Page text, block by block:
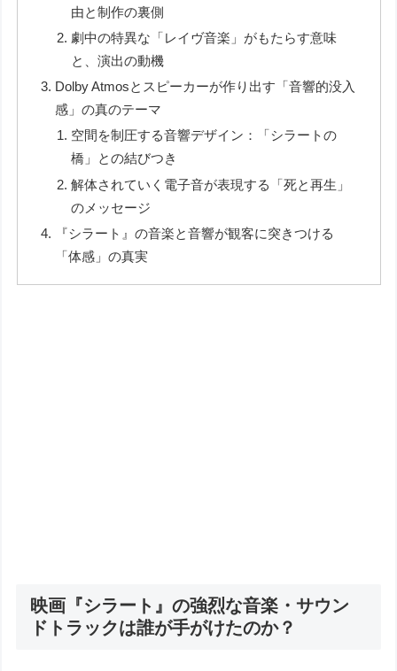
由と制作の裏側
劇中の特異な「レイヴ音楽」がもたらす意味
と、演出の動機
Dolby Atmosとスピーカーが作り出す「音響的没入
感」の真のテーマ
空間を制圧する音響デザイン：「シラートの
橋」との結びつき
解体されていく電子音が表現する「死と再生」
のメッセージ
『シラート』の音楽と音響が観客に突きつける
「体感」の真実
映画『シラート』の強烈な音楽・サウン
ドトラックは誰が手がけたのか？